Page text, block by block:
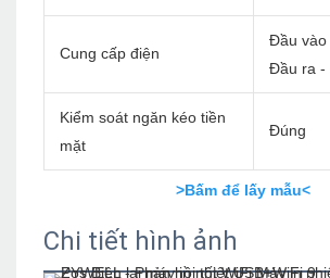
Cung cấp điện
Đầu vào
Đầu ra -
Kiểm soát ngăn kéo tiền
mặt
Đúng
>Bấm để lấy mẫu<
Chi tiết hình ảnh